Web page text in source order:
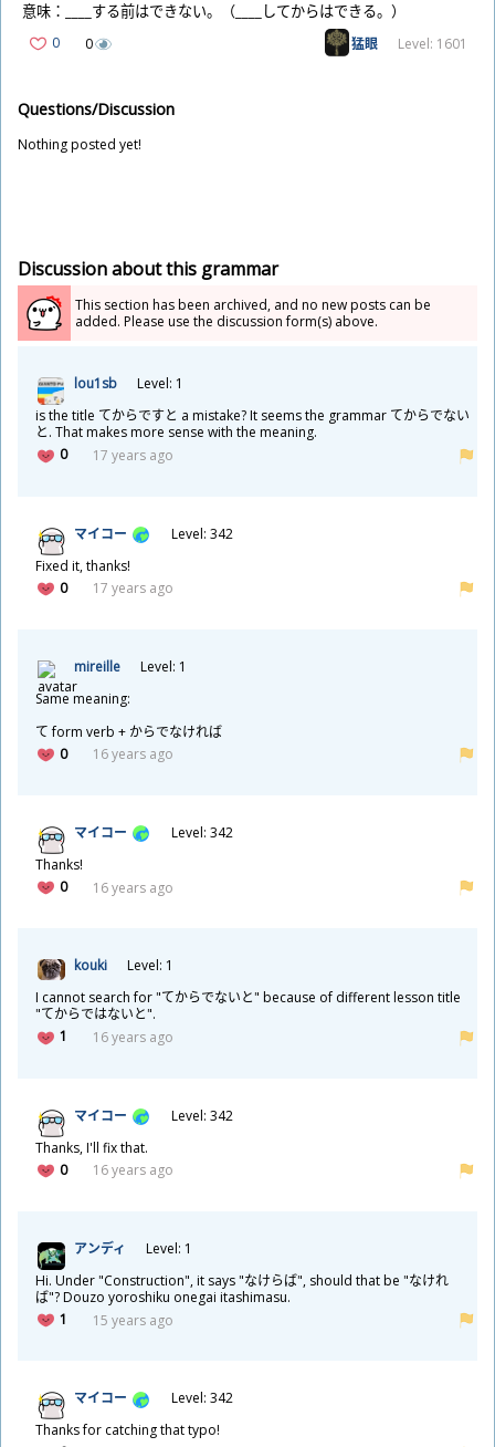
意味 ：____する前はできない。（____してからはできる。）
0 0 猛眼 Level: 1601
Questions/Discussion
Nothing posted yet!
Discussion about this grammar
This section has been archived, and no new posts can be
added. Please use the discussion form(s) above.
lou1sb
Level: 1
is the title てからですと a mistake? It seems the grammar てからでない
と. That makes more sense with the meaning.
0
17 years ago
マイコー
Level: 342
Fixed it, thanks!
0
17 years ago
mireille
Level: 1
Same meaning:
て form verb + からでなければ
0
16 years ago
マイコー
Level: 342
Thanks!
0
16 years ago
kouki
Level: 1
I cannot search for "てからでないと" because of different lesson title
"てからではないと".
1
16 years ago
マイコー
Level: 342
Thanks, I'll fix that.
0
16 years ago
アンディ
Level: 1
Hi. Under "Construction", it says "なけらば", should that be "なけれ
ば"? Douzo yoroshiku onegai itashimasu.
1
15 years ago
マイコー
Level: 342
Thanks for catching that typo!